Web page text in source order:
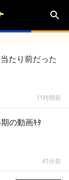
たり前だった
11時間前
の動画ｷﾀ
41分前